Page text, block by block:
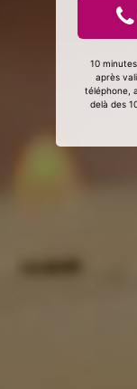
10
après
téléphone,
delà des